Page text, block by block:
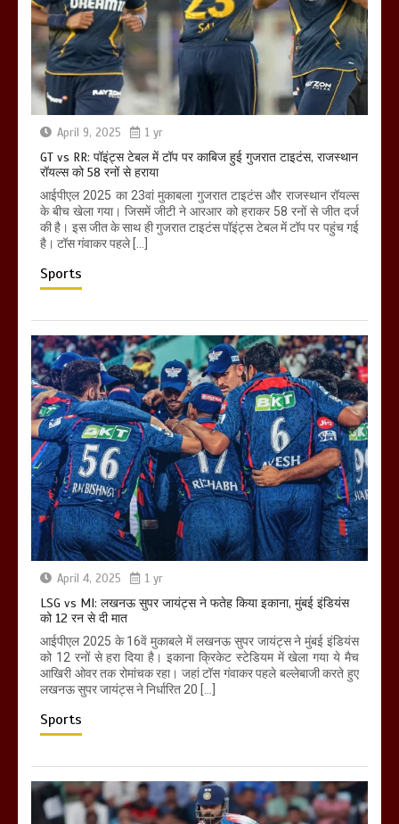
April 9, 2025 1 yr
GT vs RR: पॉइंट्स टेबल में टॉप पर काबिज हुई गुजरात टाइटंस, राजस्थान
रॉयल्स को 58 रनों से हराया
आईपीएल 2025 का 23वां मुकाबला गुजरात टाइटंस और राजस्थान रॉयल्स
के बीच खेला गया। जिसमें जीटी ने आरआर को हराकर 58 रनों से जीत दर्ज
की है। इस जीत के साथ ही गुजरात टाइटंस पॉइंट्स टेबल में टॉप पर पहुंच गई
है। टॉस गंवाकर पहले […]
Sports
April 4, 2025 1 yr
LSG vs MI: लखनऊ सुपर जायंट्स ने फतेह किया इकाना, मुंबई इंडियंस
को 12 रन से दी मात
आईपीएल 2025 के 16वें मुकाबले में लखनऊ सुपर जायंट्स ने मुंबई इंडियंस
को 12 रनों से हरा दिया है। इकाना क्रिकेट स्टेडियम में खेला गया ये मैच
आखिरी ओवर तक रोमांचक रहा। जहां टॉस गंवाकर पहले बल्लेबाजी करते हुए
लखनऊ सुपर जायंट्स ने निर्धारित 20 […]
Sports